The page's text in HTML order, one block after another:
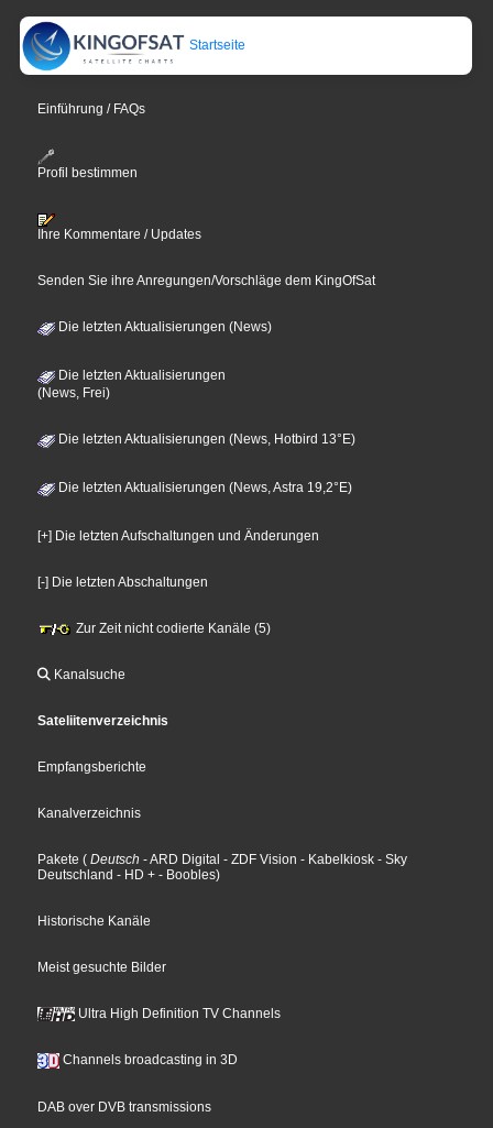
Startseite
Einführung / FAQs
Profil bestimmen
Ihre Kommentare / Updates
Senden Sie ihre Anregungen/Vorschläge dem KingOfSat
Die letzten Aktualisierungen (News)
Die letzten Aktualisierungen
(News, Frei)
Die letzten Aktualisierungen (News, Hotbird 13°E)
Die letzten Aktualisierungen (News, Astra 19,2°E)
[+] Die letzten Aufschaltungen und Änderungen
[-] Die letzten Abschaltungen
Zur Zeit nicht codierte Kanäle (5)
Kanalsuche
Sateliitenverzeichnis
Empfangsberichte
Kanalverzeichnis
Pakete ( Deutsch - ARD Digital - ZDF Vision - Kabelkiosk - Sky
Deutschland - HD + - Boobles)
Historische Kanäle
Meist gesuchte Bilder
Ultra High Definition TV Channels
Channels broadcasting in 3D
DAB over DVB transmissions